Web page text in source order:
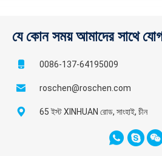
যে কোন সময় আমাদের সাথে
0086-137-64195009
roschen@roschen.com
65 ইস্ট XINHUAN রোড, সাংহাই, চীন